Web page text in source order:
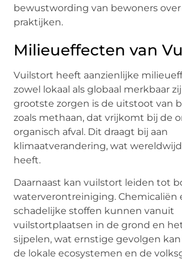
bewustwording van bewoners
praktijken.
Milieueffecten van
Vuilstort heeft aanzienlijke
zowel lokaal als globaal merkbaar
grootste zorgen is de uitstoot van
zoals methaan, dat vrijkomt bij de
organisch afval. Dit draagt bij aan
klimaatverandering, wat
heeft.
Daarnaast kan vuilstort leiden tot
waterverontreiniging. Chemicaliën
schadelijke stoffen kunnen vanuit
vuilstortplaatsen in de grond en
sijpelen, wat ernstige gevolgen
de lokale ecosystemen en de